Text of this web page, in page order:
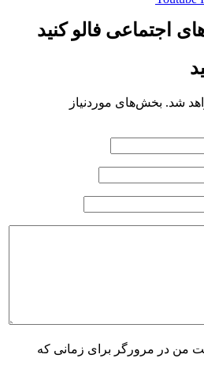
اجتماعی فالو کنید
شد. بخش‌های موردنیاز
من در مرورگر برای زمانی که